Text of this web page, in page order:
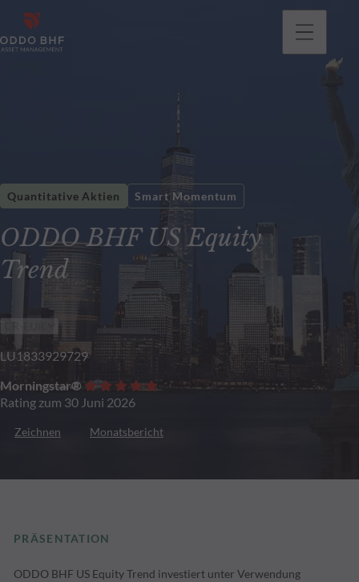
ODDO BHF US Equity
Trend
Quantitative Aktien Smart Momentum
LU1833929729
Morningstar®
Rating zum 30 Juni 2026
Zeichnen Monatsbericht
PRÄSENTATION
ODDO BHF US Equity Trend investiert unter Verwendung